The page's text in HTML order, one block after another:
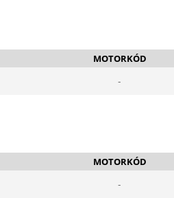
MOTORKÓD
-
MOTORKÓD
-